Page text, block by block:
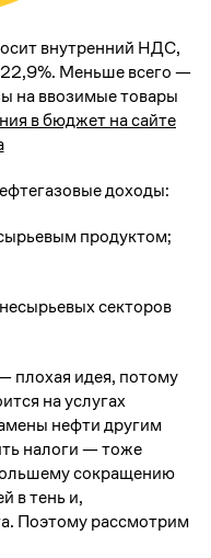
внутренний НДС,
Меньше всего —
на ввозимые товары
в бюджет на сайте
доходы:
продуктом;
секторов
плохая идея, потому
на услугах
нефти другим
налоги — тоже
сокращению
в тень и,
Поэтому рассмотрим